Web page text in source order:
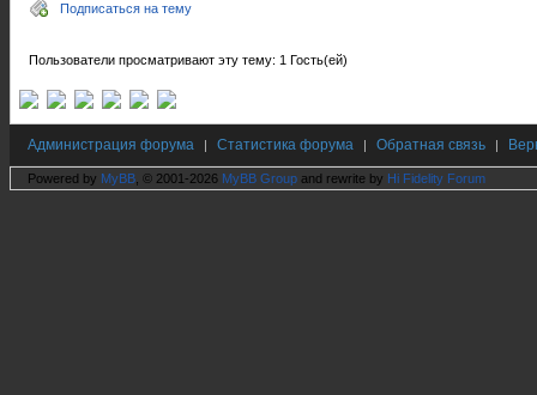
Подписаться на тему
Пользователи просматривают эту тему: 1 Гость(ей)
Администрация форума | Статистика форума | Обратная связь |
Powered by MyBB , © 2001-2026 MyBB Group and rewrite by Hi Fidelity Forum